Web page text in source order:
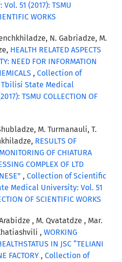
51 (2017): TSMU
WORKS
N. Gabriadze, M.
HEALTH RELATED ASPECTS
NEED FOR INFORMATION
, Collection of
State Medical
TSMU COLLECTION OF
M. Turmanauli, T.
RESULTS OF
OF CHIATURA
COMPLEX OF LTD
, Collection of Scientific
Medical University: Vol. 51
OF SCIENTIFIC WORKS
, M. Qvatatdze , Mar.
, WORKING
IN JSC “TELIANI
FACTORY , Collection of